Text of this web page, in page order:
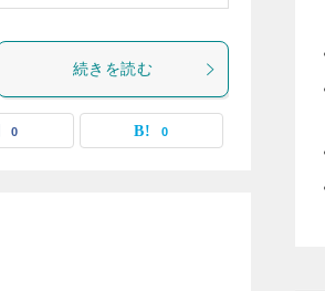
続きを読む
0 0